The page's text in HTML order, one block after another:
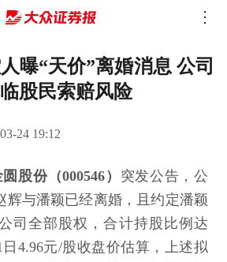
曝“天价”离婚消息 公司
股民索赔风险
24 19:12
股份（000546） 突发公告，公
辉与潘颖已经离婚，且约定潘颖
司全部股权，合计持股比例达
日4.96元/股收盘价估算，上述拟